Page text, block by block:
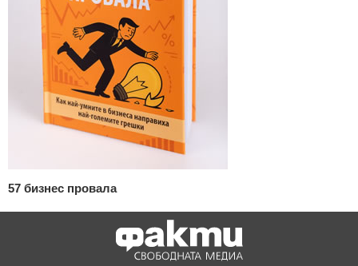
57 бизнес провала